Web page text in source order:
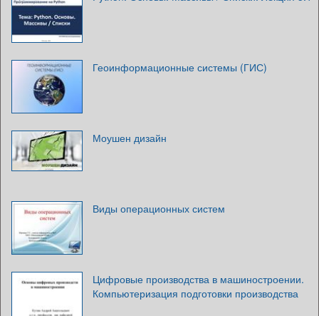
Геоинформационные системы (ГИС)
Моушен дизайн
Виды операционных систем
Цифровые производства в машиностроении.
Компьютеризация подготовки производства